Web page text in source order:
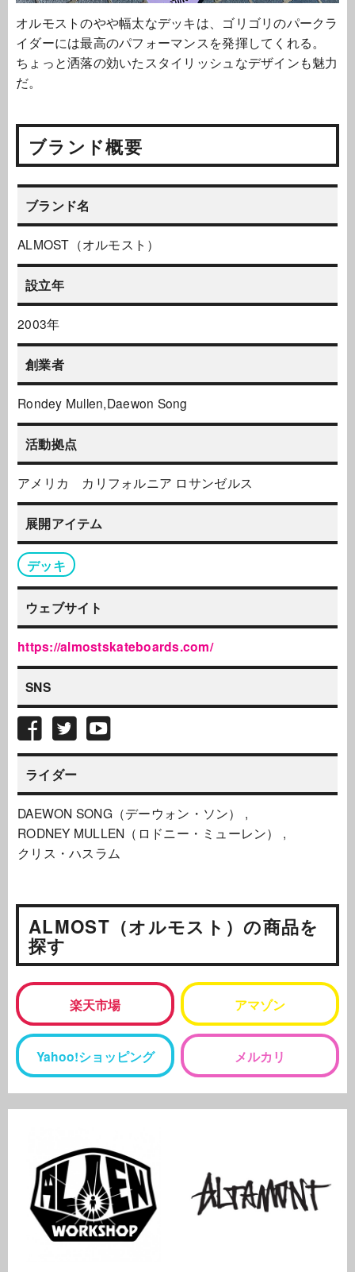
オルモストのやや幅太なデッキは、ゴリゴリのパークラ
イダーには最高のパフォーマンスを発揮してくれる。
ちょっと洒落の効いたスタイリッシュなデザインも魅力
だ。
ブランド概要
ブランド名
ALMOST（オルモスト）
設立年
2003年
創業者
Rondey Mullen,Daewon Song
活動拠点
アメリカ カリフォルニア ロサンゼルス
展開アイテム
デッキ
ウェブサイト
https://almostskateboards.com/
SNS
ライダー
DAEWON SONG（デーウォン・ソン）
RODNEY MULLEN（ロドニー・ミューレン）
クリス・ハスラム
ALMOST（オルモスト）の商品を
探す
楽天市場 アマゾン
Yahoo!ショッピング メルカリ